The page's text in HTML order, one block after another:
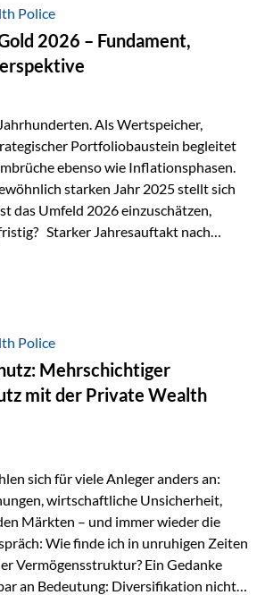
ohne ausschließlich auf ein
zu sein? Wenn klassische Lösungen
Nachlassregelungen stoßen
Police
2026 – Fundament,
Als Wertspeicher,
Portfoliobaustein begleitet
ebenso wie Inflationsphasen.
starken Jahr 2025 stellt sich
das Umfeld 2026 einzuschätzen,
Starker Jahresauftakt nach
gestartet. Zwischen dem
Bereits 2025 war ein außergewöhnlich
in USD Durchschnitt über alle
Langfristig zeigt sich ebenfalls ein
Police
Mehrschichtiger
mit der Private Wealth
sich für viele Anleger anders an:
wirtschaftliche Unsicherheit,
Märkten – und immer wieder die
Wie finde ich in unruhigen Zeiten
Vermögensstruktur? Ein Gedanke
an Bedeutung: Diversifikation nicht